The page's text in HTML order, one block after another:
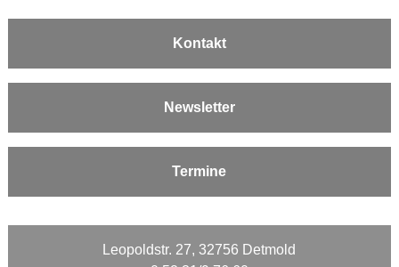
Kontakt
Newsletter
Termine
Leopoldstr. 27, 32756 Detmold